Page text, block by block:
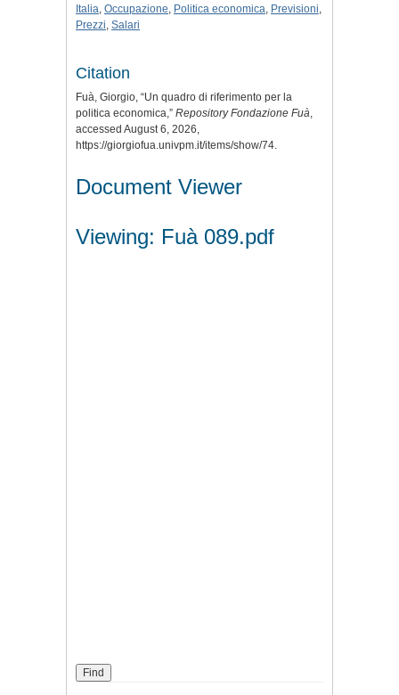
Italia, Occupazione, Politica economica, Previsioni,
Prezzi, Salari
Citation
Fuà, Giorgio, “Un quadro di riferimento per la
politica economica,” Repository Fondazione Fuà,
accessed August 6, 2026,
https://giorgiofua.univpm.it/items/show/74.
Document Viewer
Viewing: Fuà 089.pdf